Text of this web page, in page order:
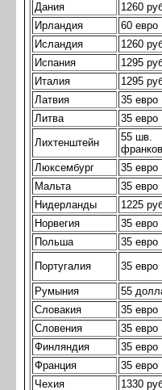
Дания
1260
Ирландия
60 евро
Исландия
1260
Испания
1295
Италия
1295
Латвия
35 евро
Литва
35 евро
Лихтенштейн
55 шв.
франков
Люксембург
35 евро
Мальта
35 евро
Нидерланды
1225
Норвегия
35 евро
Польша
35 евро
Португалия
35 евро
Румыния
55
Словакия
35 евро
Словения
35 евро
Финляндия
35 евро
Франция
35 евро
Чехия
1330